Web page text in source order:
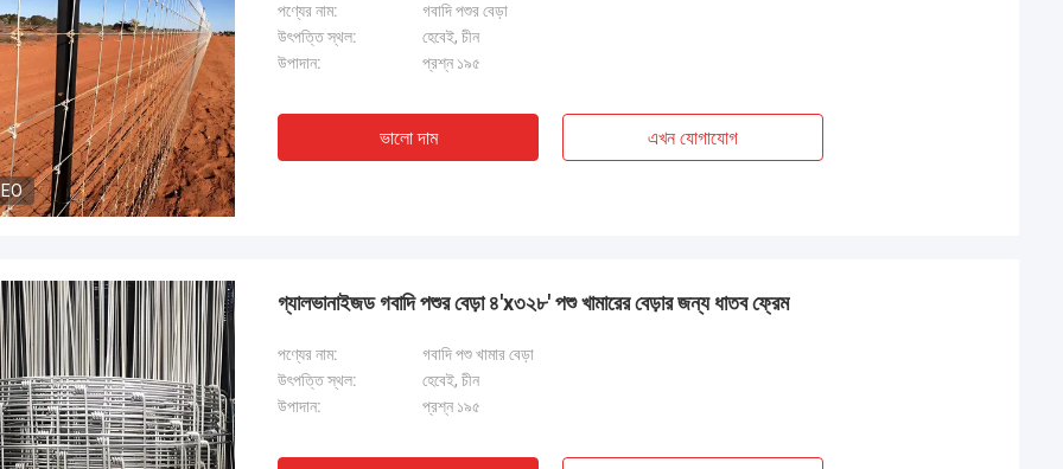
পণ্যের নাম:
গবাদি পশুর বেড়া
উৎপত্তি স্থল:
হেবেই, চীন
উপাদান:
প্রশ্ন ১৯৫
ভালো দাম এখন যোগাযোগ
গ্যালভানাইজড গবাদি পশুর বেড়া ৪'x৩২৮' পশু খামারের বেড়ার জন্য ধাতব ফ্রেম
পণ্যের নাম:
গবাদি পশু খামার বেড়া
উৎপত্তি স্থল:
হেবেই, চীন
উপাদান:
প্রশ্ন ১৯৫